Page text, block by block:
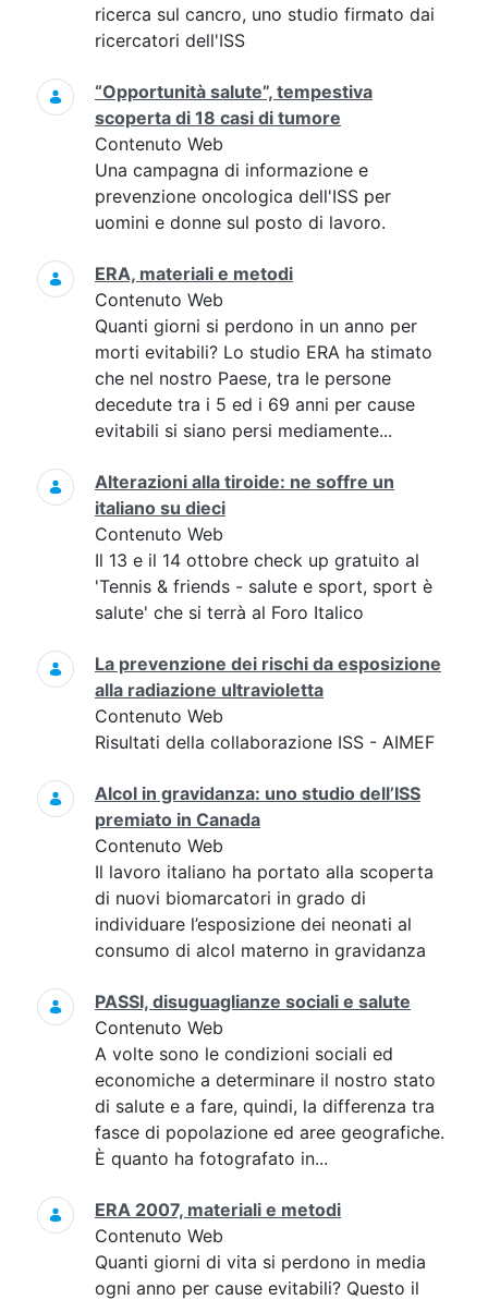
ricerca sul cancro, uno studio firmato dai
ricercatori dell'ISS
“Opportunità salute”, tempestiva
scoperta di 18 casi di tumore
Contenuto Web
Una campagna di informazione e
prevenzione oncologica dell'ISS per
uomini e donne sul posto di lavoro.
ERA, materiali e metodi
Contenuto Web
Quanti giorni si perdono in un anno per
morti evitabili? Lo studio ERA ha stimato
che nel nostro Paese, tra le persone
decedute tra i 5 ed i 69 anni per cause
evitabili si siano persi mediamente...
Alterazioni alla tiroide: ne soffre un
italiano su dieci
Contenuto Web
Il 13 e il 14 ottobre check up gratuito al
'Tennis & friends - salute e sport, sport è
salute' che si terrà al Foro Italico
La prevenzione dei rischi da esposizione
alla radiazione ultravioletta
Contenuto Web
Risultati della collaborazione ISS - AIMEF
Alcol in gravidanza: uno studio dell’ISS
premiato in Canada
Contenuto Web
Il lavoro italiano ha portato alla scoperta
di nuovi biomarcatori in grado di
individuare l’esposizione dei neonati al
consumo di alcol materno in gravidanza
PASSI, disuguaglianze sociali e salute
Contenuto Web
A volte sono le condizioni sociali ed
economiche a determinare il nostro stato
di salute e a fare, quindi, la differenza tra
fasce di popolazione ed aree geografiche.
È quanto ha fotografato in...
ERA 2007, materiali e metodi
Contenuto Web
Quanti giorni di vita si perdono in media
ogni anno per cause evitabili? Questo il